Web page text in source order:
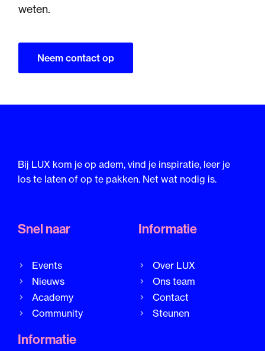
weten.
Neem contact op
Bij LUX kom je op adem, vind je inspiratie, leer je
los te laten of op te pakken. Net wat nodig is.
Snel naar
Events
Nieuws
Academy
Community
Informatie
Over LUX
Ons team
Contact
Steunen
Informatie